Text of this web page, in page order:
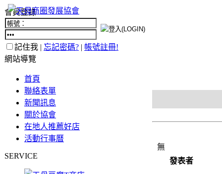
會員登錄
記住我 | 忘記密碼? | 帳號註冊!
網站導覽
首頁
聯絡表單
新聞訊息
關於協會
在地人推薦好店
活動行事曆
SERVICE
無
發表者